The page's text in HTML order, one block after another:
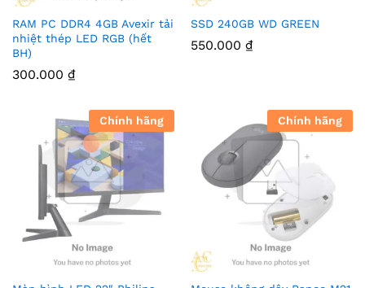
RAM PC DDR4 4GB Avexir tải
nhiệt thép LED RGB (hết
BH)
300.000 ₫
SSD 240GB WD GREEN
550.000 ₫
Chính hãng Chính hãng